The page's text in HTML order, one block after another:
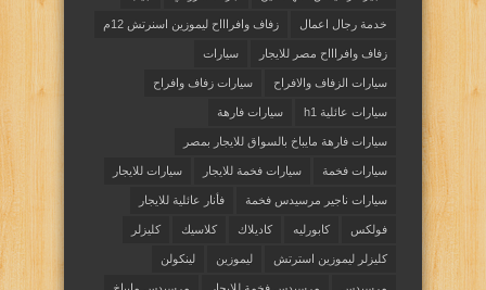
خدمة رجال اعمال زفاف وافراااح ليموزين اسنرتش 12م
زفاف وافراااح مصر للايجار سيارات
سيارات الزفاف والافراح سيارات زفاف وافراح
سيارات عائلية h1 سيارات فارهة
سيارات فارهة مايباخ بالسواق للايجار بمصر
سيارات فخمة سيارات فخمة للايجار سيارات للايجار
سيارات ناجير مرسيدس فخمة فأنار عائلية للايجار
فولكس كابورليه كاديلاك كلاسيك كليزلر
كليزلر ليموزين استرتش ليموزين لينكولن